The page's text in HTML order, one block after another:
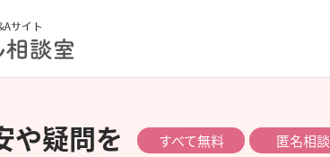
や疑問を
すべて無料 匿名相談